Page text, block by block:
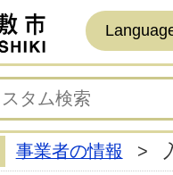
事業者の情報 >